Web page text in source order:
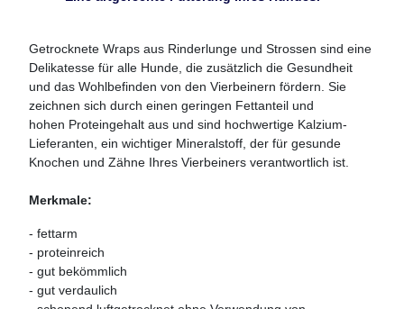
Getrocknete Wraps aus Rinderlunge und Strossen sind eine
Delikatesse für alle Hunde, die zusätzlich die Gesundheit
und das Wohlbefinden von den Vierbeinern fördern. Sie
zeichnen sich durch einen geringen Fettanteil und
hohen Proteingehalt aus und sind hochwertige Kalzium-
Lieferanten, ein wichtiger Mineralstoff, der für gesunde
Knochen und Zähne Ihres Vierbeiners verantwortlich ist.
Merkmale:
- fettarm
- proteinreich
- gut bekömmlich
- gut verdaulich